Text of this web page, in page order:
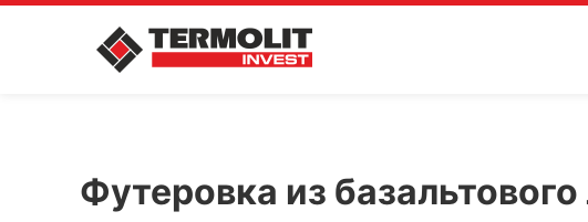
Футеровка из